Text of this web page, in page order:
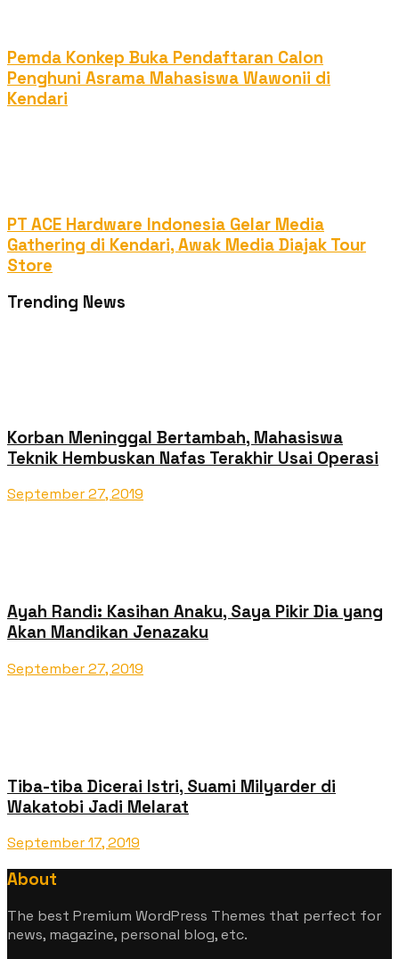
Pemda Konkep Buka Pendaftaran Calon
Penghuni Asrama Mahasiswa Wawonii di
Kendari
PT ACE Hardware Indonesia Gelar Media
Gathering di Kendari, Awak Media Diajak Tour
Store
Trending News
Korban Meninggal Bertambah, Mahasiswa
Teknik Hembuskan Nafas Terakhir Usai Operasi
September 27, 2019
Ayah Randi: Kasihan Anaku, Saya Pikir Dia yang
Akan Mandikan Jenazaku
September 27, 2019
Tiba-tiba Dicerai Istri, Suami Milyarder di
Wakatobi Jadi Melarat
September 17, 2019
About
The best Premium WordPress Themes that perfect for
news, magazine, personal blog, etc.